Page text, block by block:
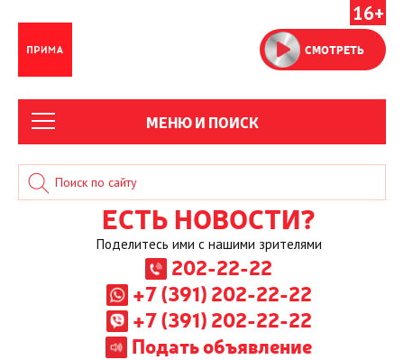
16+
СМОТРЕТЬ
МЕНЮ И ПОИСК
ЕСТЬ НОВОСТИ?
Поделитесь ими с нашими зрителями
202-22-22
+7 (391) 202-22-22
+7 (391) 202-22-22
Подать объявление